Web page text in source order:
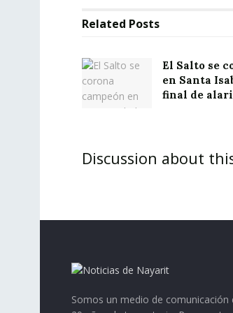
Related Posts
El Salto se
en Santa
final de
Discussion about
Somos un medio de comunicación